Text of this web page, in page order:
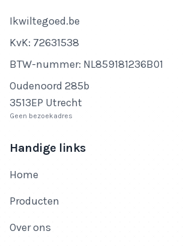
Bedrijfsnaam
Ikwiltegoed.be
KvK-nummer
KvK: 72631538
Btw-nummer
BTW-nummer: NL859181236B01
Adres
Oudenoord 285b
3513EP Utrecht
Geen bezoekadres
Handige links
Home
Producten
Over ons